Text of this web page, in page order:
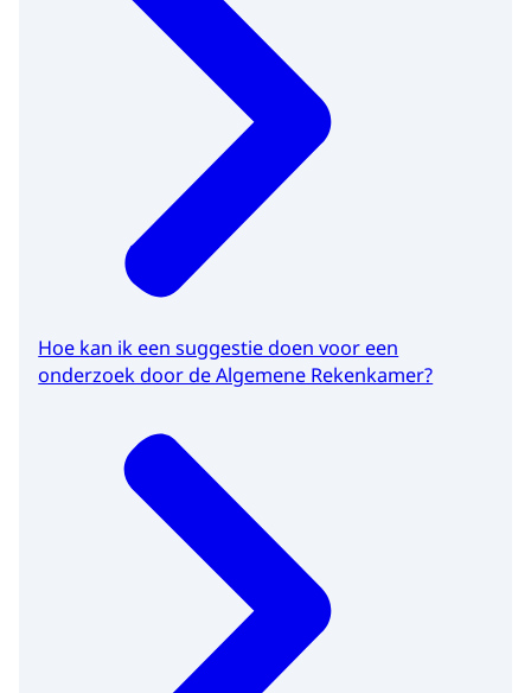
Hoe kan ik een suggestie doen voor een
onderzoek door de Algemene Rekenkamer?